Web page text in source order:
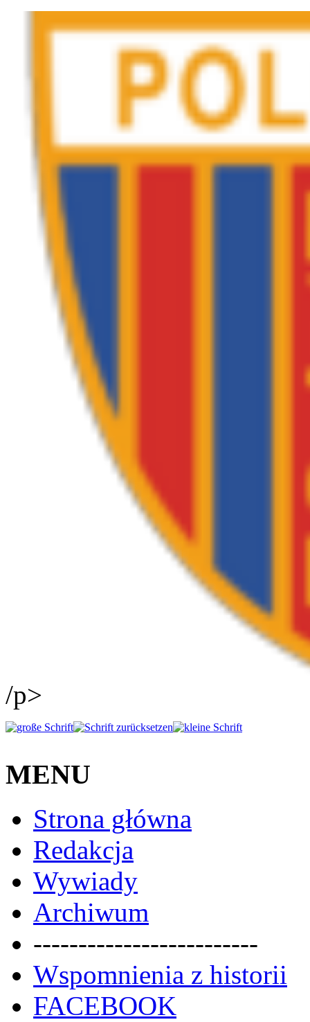
/p>
MENU
Strona główna
Redakcja
Wywiady
Archiwum
-------------------------
Wspomnienia z historii
FACEBOOK